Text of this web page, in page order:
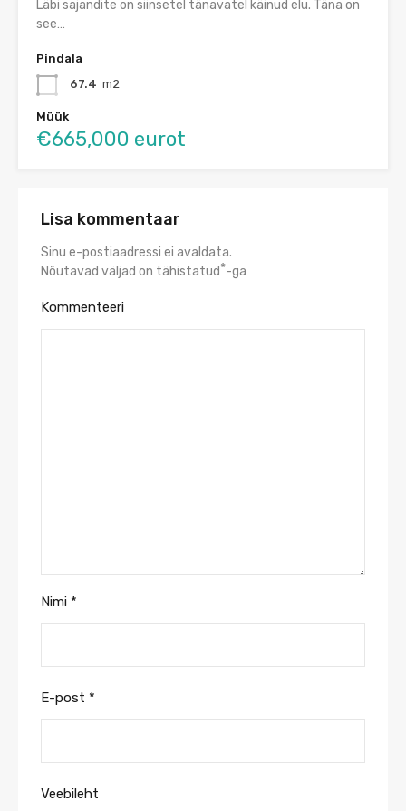
Läbi sajandite on siinsetel tänavatel käinud elu. Täna on
see…
Pindala
67.4 m2
Müük
€665,000 eurot
Lisa kommentaar
Sinu e-postiaadressi ei avaldata.
Nõutavad väljad on tähistatud*-ga
Kommenteeri
Nimi *
E-post *
Veebileht